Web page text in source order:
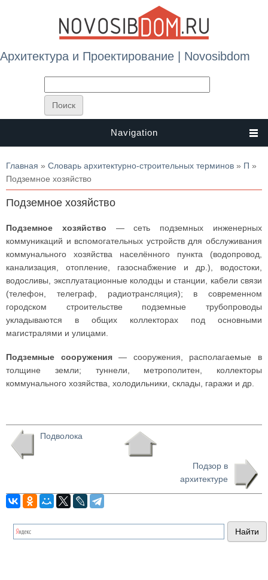
Архитектура и Проектирование | Novosibdom
Navigation
Вы здесь
Главная » Словарь архитектурно-строительных терминов » П »
Подземное хозяйство
Подземное хозяйство
Подземное хозяйство — сеть подземных инженерных
коммуникаций и вспомогательных устройств для обслуживания
коммунального хозяйства населённого пункта (водопровод,
канализация, отопление, газоснабжение и др.), водостоки,
водосливы, эксплуатационные колодцы и станции, кабели связи
(телефон, телеграф, радиотрансляция); в современном
городском строительстве подземные трубопроводы
укладываются в общих коллекторах под основными
магистралями и улицами.
Подземные сооружения— сооружения, располагаемые в
толщине земли; туннели, метрополитен, коллекторы
коммунального хозяйства, холодильники, склады, гаражи и др.
Подволока
Подзор в
архитектуре